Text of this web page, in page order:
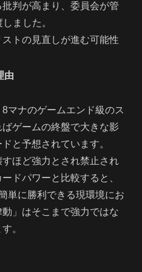
判が高まり、委員会が管
ました。
トの見直しが進む可能性
由
8マナのゲームエンド級のス
ゲームの終盤で大きな影
と予想されています。
ほど強力とされ禁止され
ドパワーと比較すると、
単に勝利できる現環境にお
」はそこまで強力ではな
。